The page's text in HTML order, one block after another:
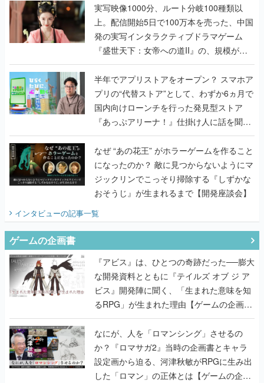
んだレジェンド2人に訊く開発秘話
実写映像1000分、ルート分岐100種類以
上。配信開始5日で100万本を売った、中国
発の実写インタラクティブドラマゲーム
『盛世天下：女帝への道II』の、規模が違
うこだわりをプロデューサーに聞いた
半年でアプリストアをオープン？ スマホア
プリの“代替ストア”として、わずか6ヵ月で
国内向けローンチを行った発見型ストア
『あっぷアリーナ！』仕掛け人に話を聞い
てみた
なぜ “あの花王” がホラーゲームを作ること
になったのか？ 敵に見つからないようにマ
ジックリンでこっそり掃除する『しずかな
おそうじ』が生まれるまで【開発座談会】
インタビューの記事一覧
ゲームの企画書
『アビス』は、ひとつの奇跡だった──膨大
な開発資料とともに『テイルズ オブ ジ ア
ビス』開発陣に聞く、「生まれた意味を知
るRPG」が生まれた理由【ゲームの企画
書】
なにが、人を「ロマンシング」させるの
か？『ロマサガ2』当時の企画書とキャラ
設定画から迫る、河津秋敏がRPGに生み出
した「ロマン」の正体とは【ゲームの企画